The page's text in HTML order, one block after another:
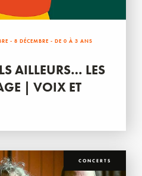
- 8 DÉCEMBRE - DE 0 À 3 ANS
AILLEURS… LES
| VOIX ET
CONCERTS